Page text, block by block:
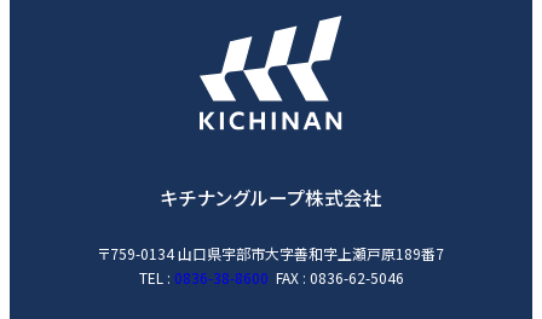
キチナングループ株式会社
〒759-0134山口県宇部市大字善和字上瀬戸原189番7
TEL : 0836-38-8600 FAX : 0836-62-5046